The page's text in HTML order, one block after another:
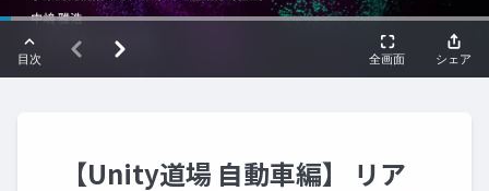
【Unity道場 自動車編】 リア